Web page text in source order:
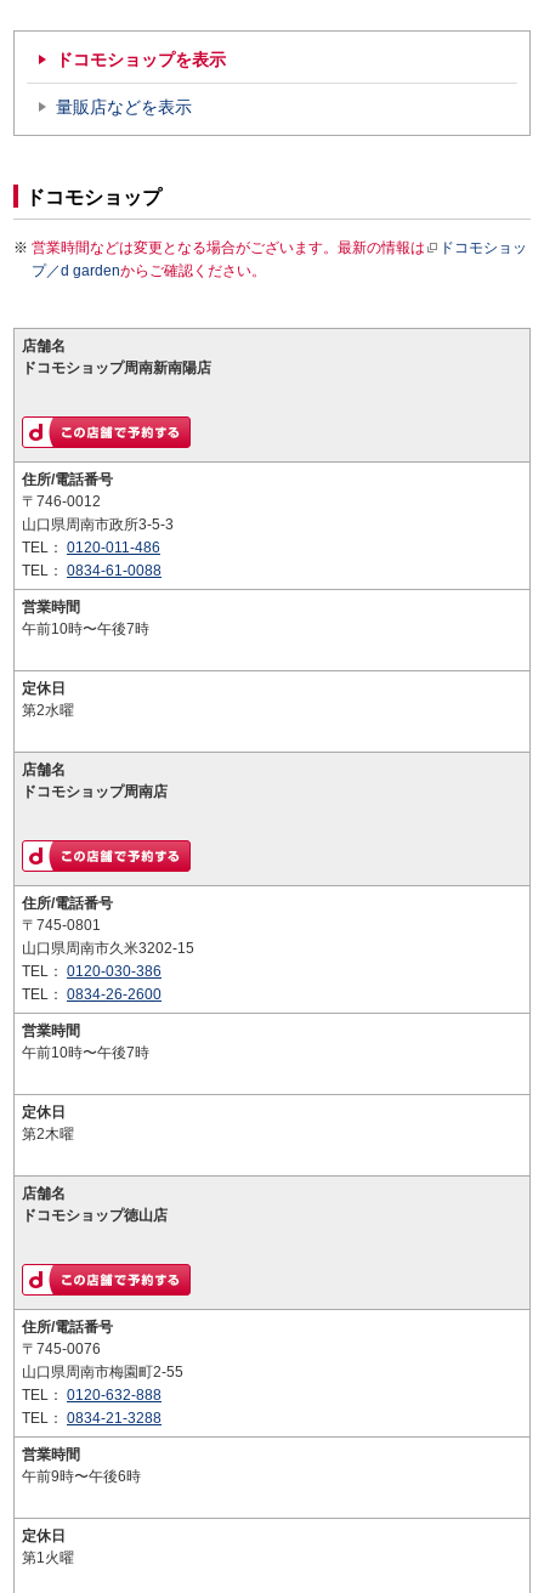
ドコモショップを表示
量販店などを表示
ドコモショップ
営業時間などは変更となる場合がございます。最新の情報は
ドコモショッ
プ／d gardenからご確認ください。
店舗名
ドコモショップ周南新南陽店
住所/電話番号
〒746-0012
山口県周南市政所3-5-3
TEL： 0120-011-486
TEL： 0834-61-0088
営業時間
午前10時〜午後7時
定休日
第2水曜
店舗名
ドコモショップ周南店
住所/電話番号
〒745-0801
山口県周南市久米3202-15
TEL： 0120-030-386
TEL： 0834-26-2600
営業時間
午前10時〜午後7時
定休日
第2木曜
店舗名
ドコモショップ徳山店
住所/電話番号
〒745-0076
山口県周南市梅園町2-55
TEL： 0120-632-888
TEL： 0834-21-3288
営業時間
午前9時〜午後6時
定休日
第1火曜